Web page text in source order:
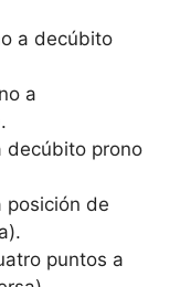
a decúbito
a
decúbito prono
posición de
puntos a